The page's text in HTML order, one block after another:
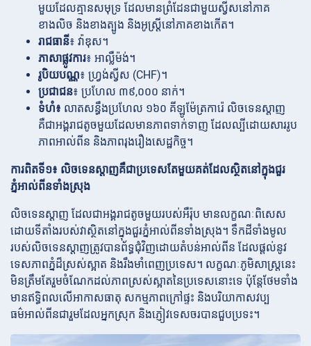
មួយដែលគ្មានសមុទ្រ ដែលមានព្រំដែនជាមួយស្វីសនៅភាគ
ខាងលិច និងខាងត្បូង និងអូស្ត្រីនៅភាគខាងកើត។
រាជធានី៖ វ៉ាឌុស។
ភាសាផ្លូវការ៖ អាល្លឺម៉ង់។
រូបិយបណ្ណ៖ ហ្វ្រង់ស្វីស (CHF)។
ប្រជាជន៖ ប្រហែល ៣៩,០០០ នាក់។
ទំហំ៖ លាតសន្ធឹងប្រហែល ១៦០ គីឡូម៉ែត្រការ៉េ លិចទេនស្តាញ
គឺជាអង្គរាជតូចមួយដែលមានភាពទាក់ទាញ ដែលល្បីដោយសាររូប
ភាពអាល់ពីន និងភាពរុងរឿងសេដ្ឋកិច្ច។
ការពិតទី១៖ លិចទេនស្តាញគឺជាប្រទេសតែមួយគត់ដែលស្ថិតនៅក្នុងជួរ
ភ្នំអាល់ពីនទាំងស្រុង
លិចទេនស្តាញ ដែលជាអង្គរាជតូចមួយរបស់អឺរ៉ុប មានលក្ខណៈពិសេស
ដោយទីតាំងរបស់វាស្ថិតនៅក្នុងជួរភ្នំអាល់ពីនទាំងស្រុង។ ទឹកដីទាំងមូល
របស់លិចទេនស្តាញត្រូវបានព័ទ្ធជុំវិញដោយតំបន់អាល់ពីន ដែលផ្តល់នូវ
ទេសភាពភ្នំដ៏ស្រស់ស្អាត និងរឹងមាំពេញប្រទេស។ លក្ខណៈភូមិសាស្ត្រនេះ
មិនត្រឹមតែរួមចំណែកដល់ភាពស្រស់ស្អាតនៃប្រទេសនោះទេ ប៉ុន្តែថែមទាំង
មានឥទ្ធិពលលើអាកាសធាតុ សកម្មភាពក្រៅផ្ទះ និងបរិយាកាសវប្ប
ធម៌អាល់ពីនជារួមដែលអ្នកស្រុក និងភ្ញៀវទេសចរបានជួបប្រទះ។